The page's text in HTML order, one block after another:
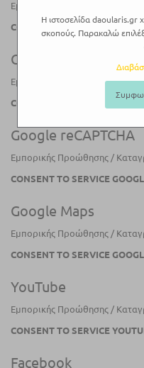
Εμπορικής Προώθησης /
CONSENT TO SERVICE
Google Analytics
Εμπορικής Προώθησης /
CONSENT TO SERVICE
Google reCAPTCHA
Εμπορικής Προώθησης /
CONSENT TO SERVICE
Google Maps
Εμπορικής Προώθησης /
CONSENT TO SERVICE
YouTube
Εμπορικής Προώθησης /
CONSENT TO SERVICE
Facebook
Η ιστοσελίδα daoularis.gr
σκοπούς. Παρακαλώ